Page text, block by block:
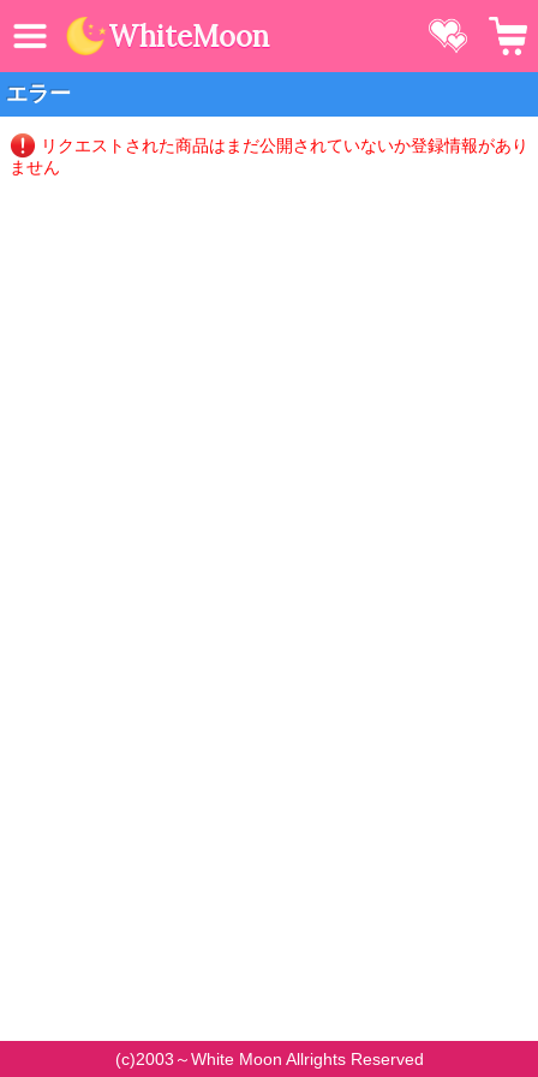
MENU
WhiteMoon
お気に
エラー
リクエストされた商品はまだ公開されていないか登録情報があり
ません
(c)2003～White Moon Allrights Reserved